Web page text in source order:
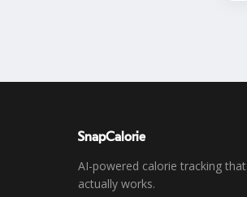
SnapCalorie
AI-powered calorie tracking that
actually works.